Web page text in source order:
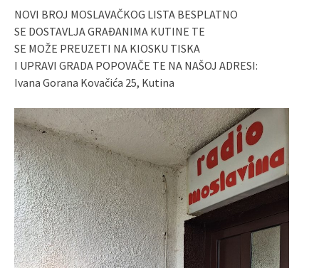
NOVI BROJ MOSLAVAČKOG LISTA BESPLATNO
SE DOSTAVLJA GRAĐANIMA KUTINE TE
SE MOŽE PREUZETI NA KIOSKU TISKA
I UPRAVI GRADA POPOVAČE TE NA NAŠOJ ADRESI:
Ivana Gorana Kovačića 25, Kutina